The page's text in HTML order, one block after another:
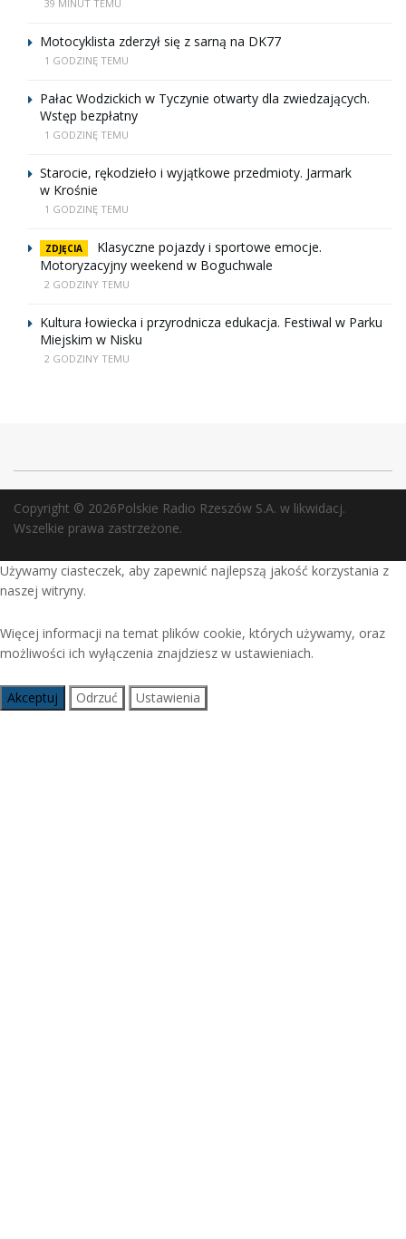
39 MINUT TEMU
Motocyklista zderzył się z sarną na DK77
1 GODZINĘ TEMU
Pałac Wodzickich w Tyczynie otwarty dla zwiedzających.
Wstęp bezpłatny
1 GODZINĘ TEMU
Starocie, rękodzieło i wyjątkowe przedmioty. Jarmark
w Krośnie
1 GODZINĘ TEMU
ZDJĘCIA
Klasyczne pojazdy i sportowe emocje.
Motoryzacyjny weekend w Boguchwale
2 GODZINY TEMU
Kultura łowiecka i przyrodnicza edukacja. Festiwal w Parku
Miejskim w Nisku
2 GODZINY TEMU
Copyright © 2026Polskie Radio Rzeszów S.A. w likwidacj.
Wszelkie prawa zastrzeżone.
Używamy ciasteczek, aby zapewnić najlepszą jakość korzystania z
naszej witryny.
Więcej informacji na temat plików cookie, których używamy, oraz
możliwości ich wyłączenia znajdziesz w ustawieniach.
Akceptuj Odrzuć Ustawienia